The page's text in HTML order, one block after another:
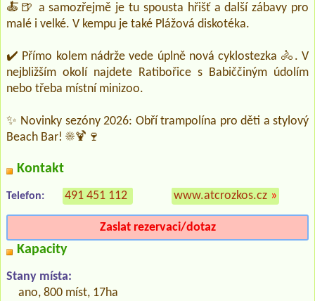
🍝🍺 a samozřejmě je tu spousta hřišť a další zábavy pro
malé i velké. V kempu je také Plážová diskotéka.
✔️ Přímo kolem nádrže vede úplně nová cyklostezka 🚴‍. V
nejbližším okolí najdete Ratibořice s Babiččiným údolím
nebo třeba místní minizoo.
✨ Novinky sezóny 2026: Obří trampolína pro děti a stylový
Beach Bar! ☀️🍹🍷
Kontakt
Telefon: 491 451 112 www.atcrozkos.cz »
Zaslat rezervaci/dotaz
Kapacity
Stany místa:
ano, 800 míst, 17ha